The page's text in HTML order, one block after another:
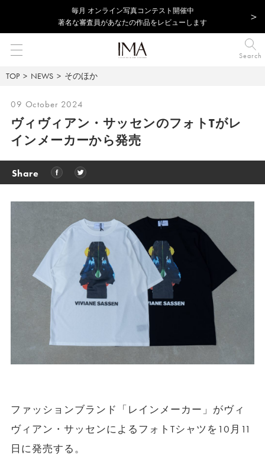
毎⽉ オンライン写真コンテスト開催中
著名な審査員があなたの作品をレビューします
Search
TOP NEWS そのほか
09 October 2024
ヴィヴィアン・サッセンのフォトTがレ
インメーカーから発売
Share
ファッションブランド「レインメーカー」がヴィ
ヴィアン・サッセンによるフォトTシャツを10月11
日に発売する。